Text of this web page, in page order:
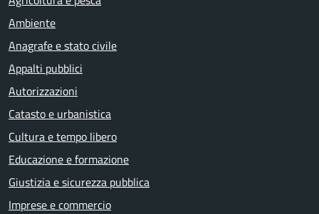
Ambiente
Anagrafe e stato civile
Appalti pubblici
Autorizzazioni
Catasto e urbanistica
Cultura e tempo libero
Educazione e formazione
Giustizia e sicurezza pubblica
Imprese e commercio